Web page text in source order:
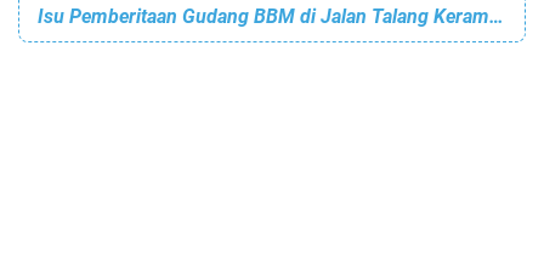
Isu Pemberitaan Gudang BBM di Jalan Talang Keramat,Berpintu gerbang Merah No 007 Tidak Benar/Hoax.